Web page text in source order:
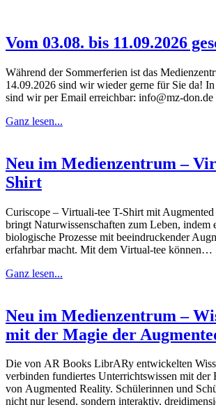
Vom 03.08. bis 11.09.2026
Während der Sommerferien ist das
14.09.2026 sind wir wieder gerne für Sie da!
sind wir per Email erreichbar: info@mz-don.de
Ganz lesen...
Neu im Medienzentrum –
Shirt
Curiscope – Virtuali-tee T-Shirt mit
bringt Naturwissenschaften zum Leben, indem
biologische Prozesse mit beeindruckender
erfahrbar macht. Mit dem Virtual‑tee können…
Ganz lesen...
Neu im Medienzentrum –
mit der Magie der
Die von AR Books LibrARy entwickelten
verbinden fundiertes Unterrichtswissen mit der
von Augmented Reality. Schülerinnen und
nicht nur lesend, sondern interaktiv,